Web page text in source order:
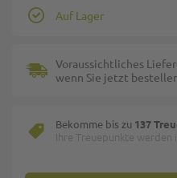
Auf Lager
Voraussichtliches
wenn Sie jetzt
Bekomme bis zu 137
Ihre Treuepunkte